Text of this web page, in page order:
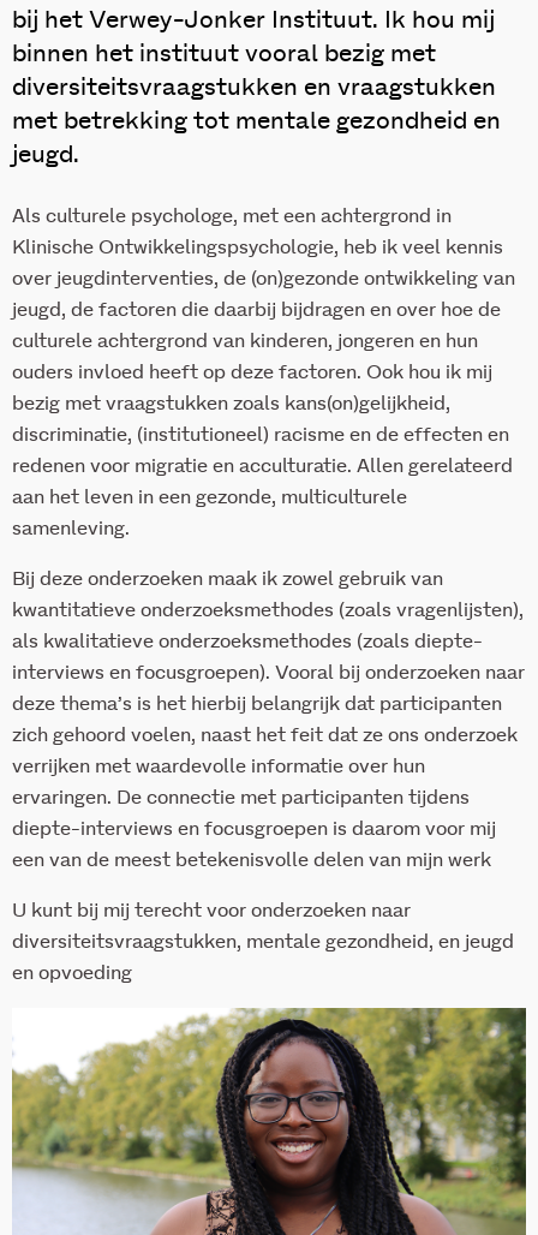
bij het Verwey-Jonker Instituut. Ik hou mij
binnen het instituut vooral bezig met
diversiteitsvraagstukken en vraagstukken
met betrekking tot mentale gezondheid en
jeugd.
Als culturele psychologe, met een achtergrond in
Klinische Ontwikkelingspsychologie, heb ik veel kennis
over jeugdinterventies, de (on)gezonde ontwikkeling van
jeugd, de factoren die daarbij bijdragen en over hoe de
culturele achtergrond van kinderen, jongeren en hun
ouders invloed heeft op deze factoren. Ook hou ik mij
bezig met vraagstukken zoals kans(on)gelijkheid,
discriminatie, (institutioneel) racisme en de effecten en
redenen voor migratie en acculturatie. Allen gerelateerd
aan het leven in een gezonde, multiculturele
samenleving.
Bij deze onderzoeken maak ik zowel gebruik van
kwantitatieve onderzoeksmethodes (zoals vragenlijsten),
als kwalitatieve onderzoeksmethodes (zoals diepte-
interviews en focusgroepen). Vooral bij onderzoeken naar
deze thema’s is het hierbij belangrijk dat participanten
zich gehoord voelen, naast het feit dat ze ons onderzoek
verrijken met waardevolle informatie over hun
ervaringen. De connectie met participanten tijdens
diepte-interviews en focusgroepen is daarom voor mij
een van de meest betekenisvolle delen van mijn werk
U kunt bij mij terecht voor onderzoeken naar
diversiteitsvraagstukken, mentale gezondheid, en jeugd
en opvoeding